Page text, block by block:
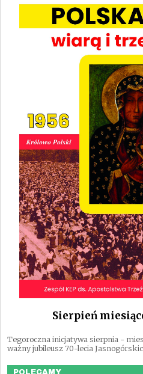
Sierpień
Tegoroczna inicjatywa sierpnia -
ważny jubileusz 70-lecia
POLECAMY